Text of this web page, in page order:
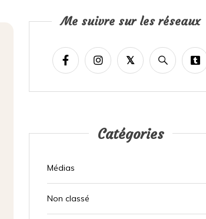
Me suivre sur les réseaux
Catégories
Médias
Non classé